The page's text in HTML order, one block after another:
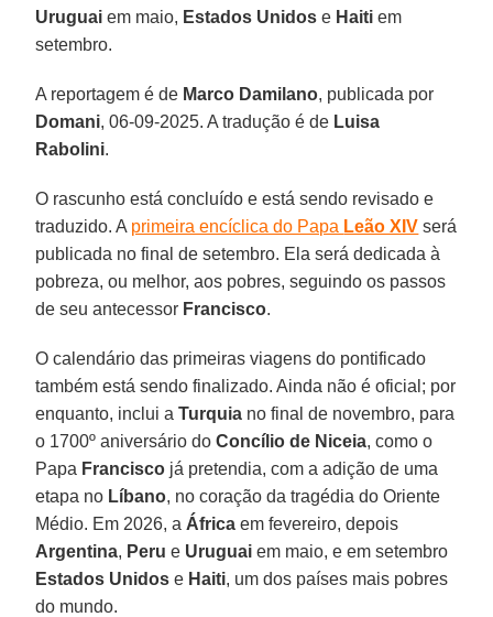
Uruguai em maio, Estados Unidos e Haiti em
setembro.
A reportagem é de Marco Damilano, publicada por
Domani, 06-09-2025. A tradução é de Luisa
Rabolini.
O rascunho está concluído e está sendo revisado e
traduzido. A primeira encíclica do Papa Leão XIV será
publicada no final de setembro. Ela será dedicada à
pobreza, ou melhor, aos pobres, seguindo os passos
de seu antecessor Francisco.
O calendário das primeiras viagens do pontificado
também está sendo finalizado. Ainda não é oficial; por
enquanto, inclui aTurquia no final de novembro, para
o 1700º aniversário doConcílio de Niceia, como o
Papa Francisco já pretendia, com a adição de uma
etapa no Líbano, no coração da tragédia do Oriente
Médio. Em 2026, a África em fevereiro, depois
Argentina, Peru e Uruguai em maio, e em setembro
Estados Unidos e Haiti, um dos países mais pobres
do mundo.